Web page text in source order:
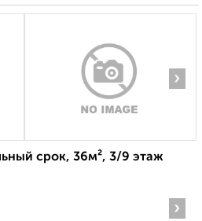
›
срок, 36м², 3/9 этаж
›